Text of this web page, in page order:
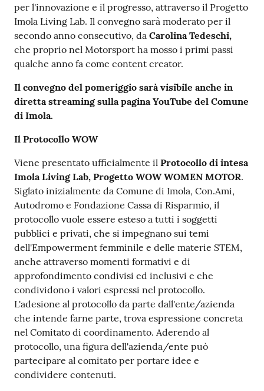
per l'innovazione e il progresso, attraverso il Progetto
Imola Living Lab. Il convegno sarà moderato per il
secondo anno consecutivo, da Carolina Tedeschi,
che proprio nel Motorsport ha mosso i primi passi
qualche anno fa come content creator.
Il convegno del pomeriggio sarà visibile anche in
diretta streaming sulla pagina YouTube del Comune
di Imola.
Il Protocollo WOW
Viene presentato ufficialmente il Protocollo di intesa
Imola Living Lab, Progetto WOW WOMEN MOTOR.
Siglato inizialmente da Comune di Imola, Con.Ami,
Autodromo e Fondazione Cassa di Risparmio, il
protocollo vuole essere esteso a tutti i soggetti
pubblici e privati, che si impegnano sui temi
dell'Empowerment femminile e delle materie STEM,
anche attraverso momenti formativi e di
approfondimento condivisi ed inclusivi e che
condividono i valori espressi nel protocollo.
L'adesione al protocollo da parte dall'ente/azienda
che intende farne parte, trova espressione concreta
nel Comitato di coordinamento. Aderendo al
protocollo, una figura dell'azienda/ente può
partecipare al comitato per portare idee e
condividere contenuti.